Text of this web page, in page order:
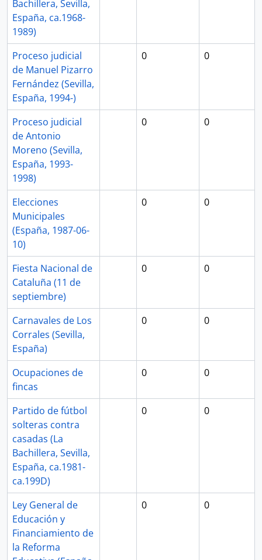
Bachillera, Sevilla,
España, ca.1968-
1989)
Proceso judicial
de Manuel Pizarro
Fernández (Sevilla,
España, 1994-)
0 0
Proceso judicial
de Antonio
Moreno (Sevilla,
España, 1993-
1998)
0 0
Elecciones
Municipales
(España, 1987-06-
10)
0 0
Fiesta Nacional de
Cataluña (11 de
septiembre)
0 0
Carnavales de Los
Corrales (Sevilla,
España)
0 0
Ocupaciones de
fincas
0 0
Partido de fútbol
solteras contra
casadas (La
Bachillera, Sevilla,
España, ca.1981-
ca.199D)
0 0
Ley General de
Educación y
Financiamiento de
la Reforma
0 0